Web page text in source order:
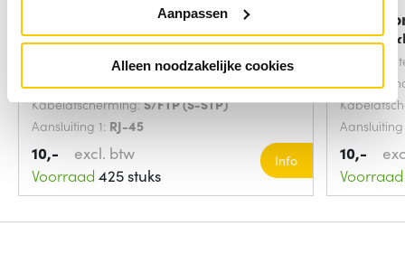
Aanpassen
Alleen noodzakelijke cookies
Microconnect SFTP702G
netwerkkabel Groen 2
2 Meters
Kabel standaard:Cat7
Kabelafscherming:S/FTP (S-STP)
Aansluiting 1: RJ-45
10,-
excl. btw
Voorraad 425 stuks
Info
Kabel
10,-
Voorraad